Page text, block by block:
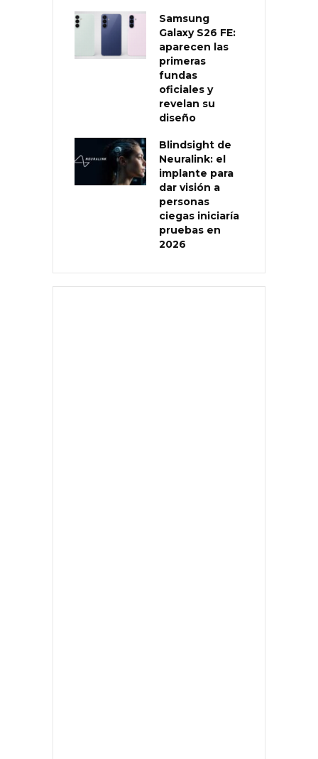
Samsung
Galaxy S26 FE:
aparecen las
primeras
fundas
oficiales y
revelan su
diseño
Blindsight de
Neuralink: el
implante para
dar visión a
personas
ciegas iniciaría
pruebas en
2026